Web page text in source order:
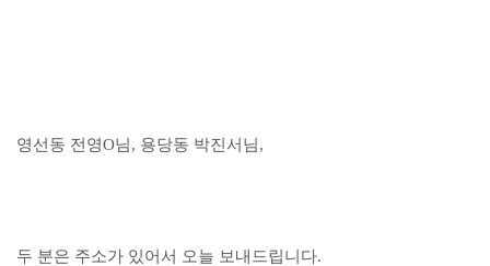
영선동 전영O님, 용당동 박진서님,
두 분은 주소가 있어서 오늘 보내드립니다.